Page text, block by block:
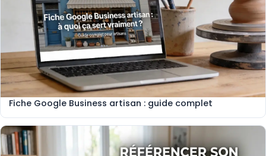
Fiche Google Business artisan : guide complet